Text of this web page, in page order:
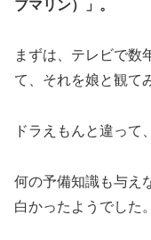
ブマリン）」。
まずは、テレビで数
て、それを娘と観て
ドラえもんと違って
何の予備知識も与え
白かったようでした。